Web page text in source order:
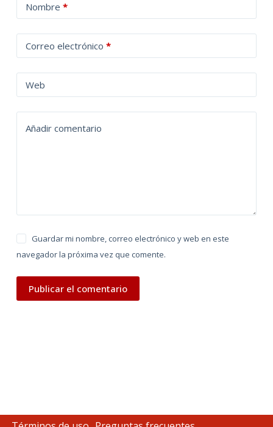
Nombre *
Correo electrónico *
Web
Añadir comentario
Guardar mi nombre, correo electrónico y web en este
navegador la próxima vez que comente.
Publicar el comentario
l
t
a
t